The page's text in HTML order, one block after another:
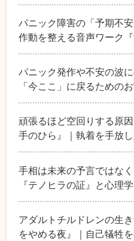
パニック障害の「予期不
作動を整える音声ワーク『
パニック発作や不安の波
「今ここ」に戻るための
頑張るほど空回りする原
手のひら』｜執着を手放
手相は未来の予言ではな
『テノヒラの証』と心理
アダルトチルドレンの生
をやめる夜』｜自己犠牲